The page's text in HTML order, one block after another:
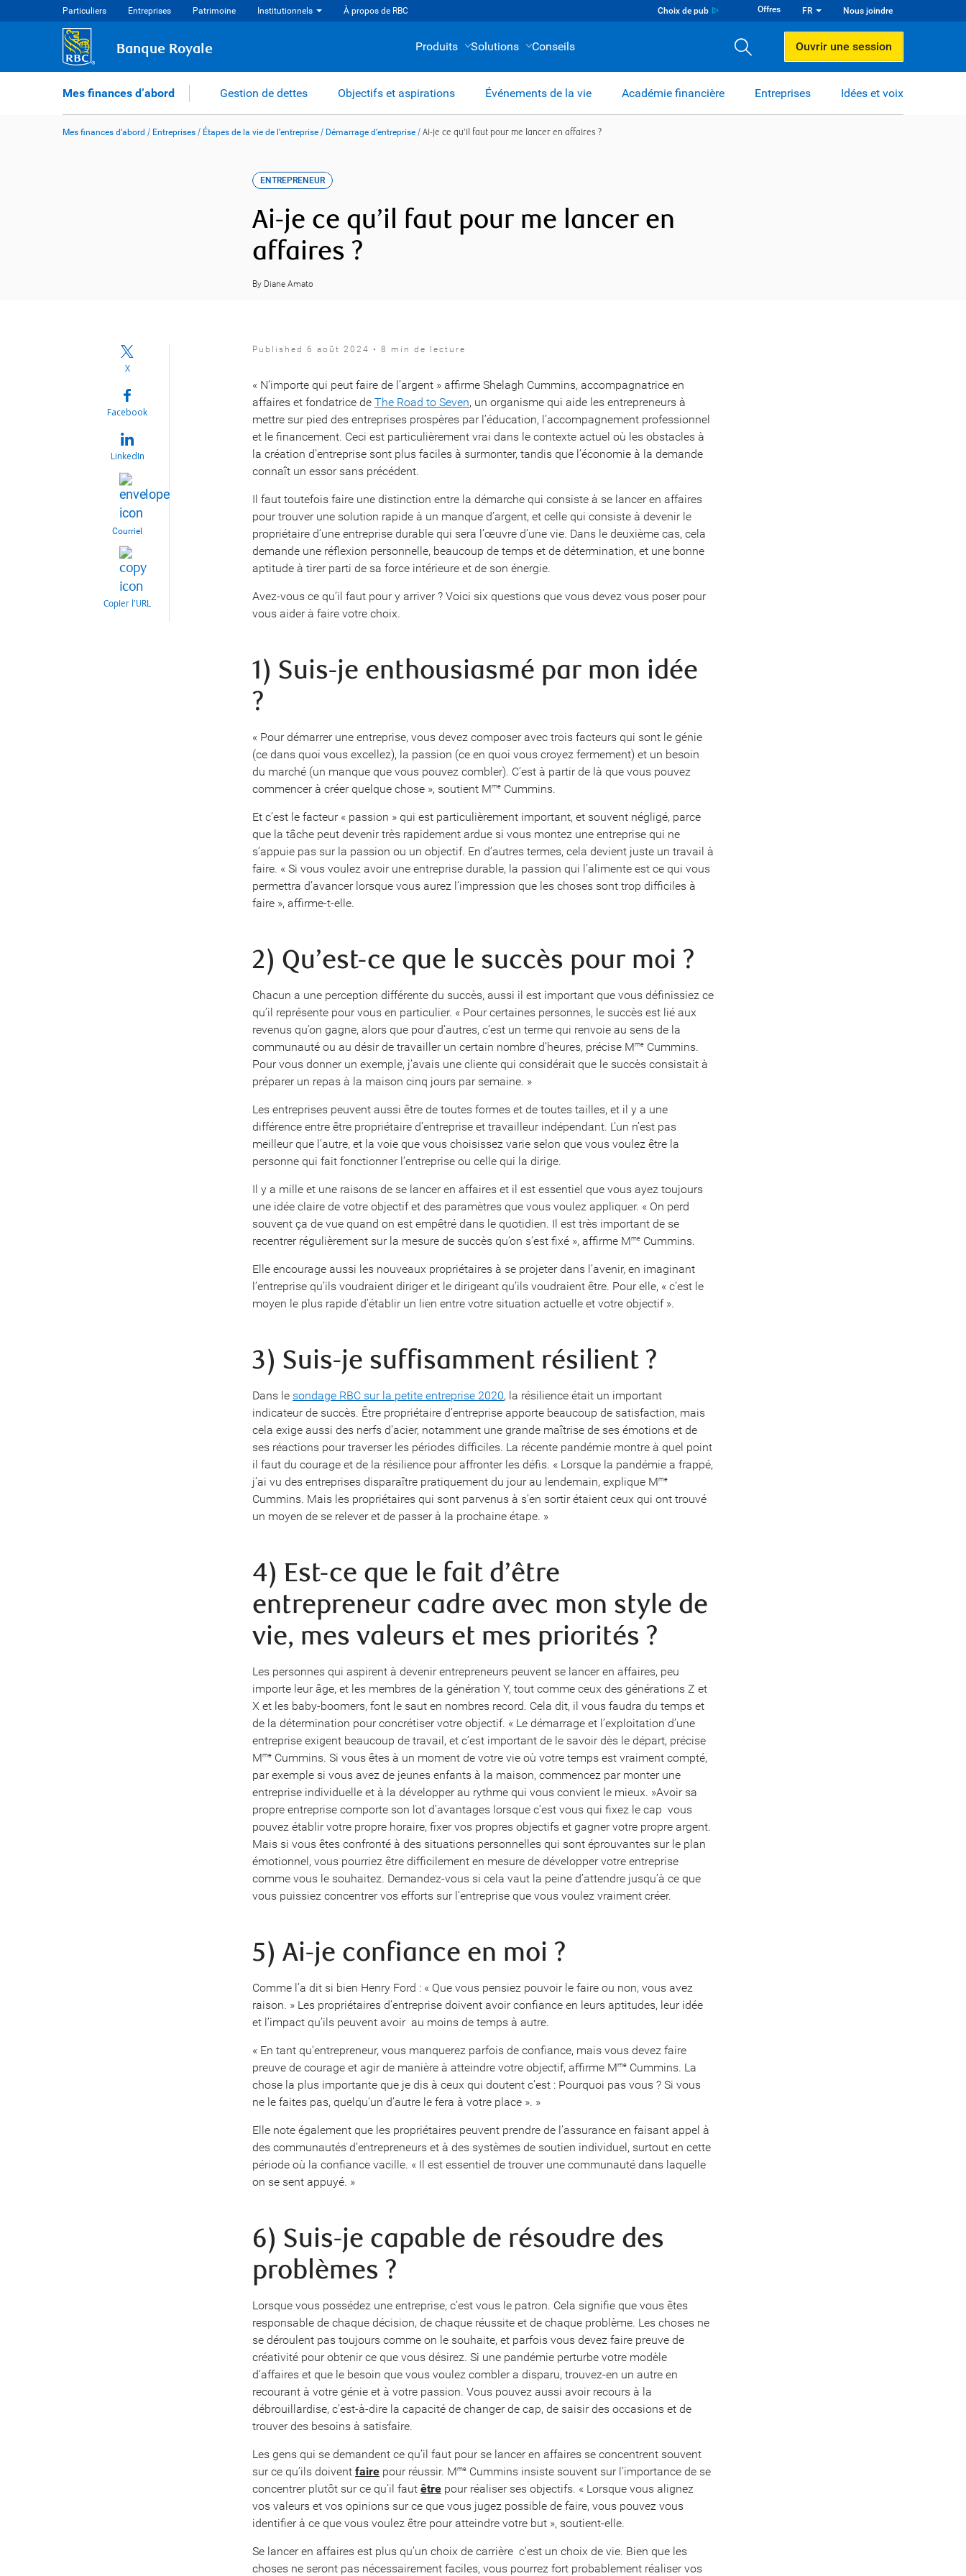
Particuliers Entreprises Patrimoine Institutionnels À propos de RBC Choix de pub Offres FR Nous joindre
Banque Royale Produits Solutions Conseils Ouvrir une session
Mes finances d’abord Gestion de dettes Objectifs et aspirations Événements de la vie Académie financière Entreprises Idées et voix
Mes finances d’abord / Entreprises / Étapes de la vie de l’entreprise / Démarrage d’entreprise / Ai-je ce qu’il faut pour me lancer en affaires ?
ENTREPRENEUR
Ai-je ce qu’il faut pour me lancer en
affaires ?
By Diane Amato
X
Facebook
LinkedIn
Courriel
Copier l’URL
Published 6 août 2024 • 8 min de lecture
« N’importe qui peut faire de l’argent » affirme Shelagh Cummins, accompagnatrice en
affaires et fondatrice de The Road to Seven, un organisme qui aide les entrepreneurs à
mettre sur pied des entreprises prospères par l’éducation, l’accompagnement professionnel
et le financement. Ceci est particulièrement vrai dans le contexte actuel où les obstacles à
la création d’entreprise sont plus faciles à surmonter, tandis que l’économie à la demande
connaît un essor sans précédent.
Il faut toutefois faire une distinction entre la démarche qui consiste à se lancer en affaires
pour trouver une solution rapide à un manque d’argent, et celle qui consiste à devenir le
propriétaire d’une entreprise durable qui sera l’œuvre d’une vie. Dans le deuxième cas, cela
demande une réflexion personnelle, beaucoup de temps et de détermination, et une bonne
aptitude à tirer parti de sa force intérieure et de son énergie.
Avez-vous ce qu’il faut pour y arriver ? Voici six questions que vous devez vous poser pour
vous aider à faire votre choix.
1) Suis-je enthousiasmé par mon idée
?
« Pour démarrer une entreprise, vous devez composer avec trois facteurs qui sont le génie
(ce dans quoi vous excellez), la passion (ce en quoi vous croyez fermement) et un besoin
du marché (un manque que vous pouvez combler). C’est à partir de là que vous pouvez
commencer à créer quelque chose », soutient Mme Cummins.
Et c’est le facteur « passion » qui est particulièrement important, et souvent négligé, parce
que la tâche peut devenir très rapidement ardue si vous montez une entreprise qui ne
s’appuie pas sur la passion ou un objectif. En d’autres termes, cela devient juste un travail à
faire. « Si vous voulez avoir une entreprise durable, la passion qui l’alimente est ce qui vous
permettra d’avancer lorsque vous aurez l’impression que les choses sont trop difficiles à
faire », affirme-t-elle.
2) Qu’est-ce que le succès pour moi ?
Chacun a une perception différente du succès, aussi il est important que vous définissiez ce
qu’il représente pour vous en particulier. « Pour certaines personnes, le succès est lié aux
revenus qu’on gagne, alors que pour d’autres, c’est un terme qui renvoie au sens de la
communauté ou au désir de travailler un certain nombre d’heures, précise Mme Cummins.
Pour vous donner un exemple, j’avais une cliente qui considérait que le succès consistait à
préparer un repas à la maison cinq jours par semaine. »
Les entreprises peuvent aussi être de toutes formes et de toutes tailles, et il y a une
différence entre être propriétaire d’entreprise et travailleur indépendant. L’un n’est pas
meilleur que l’autre, et la voie que vous choisissez varie selon que vous voulez être la
personne qui fait fonctionner l’entreprise ou celle qui la dirige.
Il y a mille et une raisons de se lancer en affaires et il est essentiel que vous ayez toujours
une idée claire de votre objectif et des paramètres que vous voulez appliquer. « On perd
souvent ça de vue quand on est empêtré dans le quotidien. Il est très important de se
recentrer régulièrement sur la mesure de succès qu’on s’est fixé », affirme Mme Cummins.
Elle encourage aussi les nouveaux propriétaires à se projeter dans l’avenir, en imaginant
l’entreprise qu’ils voudraient diriger et le dirigeant qu’ils voudraient être. Pour elle, « c’est le
moyen le plus rapide d’établir un lien entre votre situation actuelle et votre objectif ».
3) Suis-je suffisamment résilient ?
Dans le sondage RBC sur la petite entreprise 2020, la résilience était un important
indicateur de succès. Être propriétaire d’entreprise apporte beaucoup de satisfaction, mais
cela exige aussi des nerfs d’acier, notamment une grande maîtrise de ses émotions et de
ses réactions pour traverser les périodes difficiles. La récente pandémie montre à quel point
il faut du courage et de la résilience pour affronter les défis. « Lorsque la pandémie a frappé,
j’ai vu des entreprises disparaître pratiquement du jour au lendemain, explique Mme
Cummins. Mais les propriétaires qui sont parvenus à s’en sortir étaient ceux qui ont trouvé
un moyen de se relever et de passer à la prochaine étape. »
4) Est-ce que le fait d’être
entrepreneur cadre avec mon style de
vie, mes valeurs et mes priorités ?
Les personnes qui aspirent à devenir entrepreneurs peuvent se lancer en affaires, peu
importe leur âge, et les membres de la génération Y, tout comme ceux des générations Z et
X et les baby-boomers, font le saut en nombres record. Cela dit, il vous faudra du temps et
de la détermination pour concrétiser votre objectif. « Le démarrage et l’exploitation d’une
entreprise exigent beaucoup de travail, et c’est important de le savoir dès le départ, précise
Mme Cummins. Si vous êtes à un moment de votre vie où votre temps est vraiment compté,
par exemple si vous avez de jeunes enfants à la maison, commencez par monter une
entreprise individuelle et à la développer au rythme qui vous convient le mieux. »Avoir sa
propre entreprise comporte son lot d’avantages lorsque c’est vous qui fixez le cap  vous
pouvez établir votre propre horaire, fixer vos propres objectifs et gagner votre propre argent.
Mais si vous êtes confronté à des situations personnelles qui sont éprouvantes sur le plan
émotionnel, vous pourriez être difficilement en mesure de développer votre entreprise
comme vous le souhaitez. Demandez-vous si cela vaut la peine d’attendre jusqu’à ce que
vous puissiez concentrer vos efforts sur l’entreprise que vous voulez vraiment créer.
5) Ai-je confiance en moi ?
Comme l’a dit si bien Henry Ford : « Que vous pensiez pouvoir le faire ou non, vous avez
raison. » Les propriétaires d’entreprise doivent avoir confiance en leurs aptitudes, leur idée
et l’impact qu’ils peuvent avoir  au moins de temps à autre.
« En tant qu’entrepreneur, vous manquerez parfois de confiance, mais vous devez faire
preuve de courage et agir de manière à atteindre votre objectif, affirme Mme Cummins. La
chose la plus importante que je dis à ceux qui doutent c’est : Pourquoi pas vous ? Si vous
ne le faites pas, quelqu’un d’autre le fera à votre place ». »
Elle note également que les propriétaires peuvent prendre de l’assurance en faisant appel à
des communautés d’entrepreneurs et à des systèmes de soutien individuel, surtout en cette
période où la confiance vacille. « Il est essentiel de trouver une communauté dans laquelle
on se sent appuyé. »
6) Suis-je capable de résoudre des
problèmes ?
Lorsque vous possédez une entreprise, c’est vous le patron. Cela signifie que vous êtes
responsable de chaque décision, de chaque réussite et de chaque problème. Les choses ne
se déroulent pas toujours comme on le souhaite, et parfois vous devez faire preuve de
créativité pour obtenir ce que vous désirez. Si une pandémie perturbe votre modèle
d’affaires et que le besoin que vous voulez combler a disparu, trouvez-en un autre en
recourant à votre génie et à votre passion. Vous pouvez aussi avoir recours à la
débrouillardise, c’est-à-dire la capacité de changer de cap, de saisir des occasions et de
trouver des besoins à satisfaire.
Les gens qui se demandent ce qu’il faut pour se lancer en affaires se concentrent souvent
sur ce qu’ils doivent faire pour réussir. Mme Cummins insiste souvent sur l’importance de se
concentrer plutôt sur ce qu’il faut être pour réaliser ses objectifs. « Lorsque vous alignez
vos valeurs et vos opinions sur ce que vous jugez possible de faire, vous pouvez vous
identifier à ce que vous voulez être pour atteindre votre but », soutient-elle.
Se lancer en affaires est plus qu’un choix de carrière  c’est un choix de vie. Bien que les
choses ne seront pas nécessairement faciles, vous pourrez fort probablement réaliser vos